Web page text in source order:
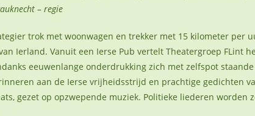
– regie
trok met woonwagen en trekker met 15 kilometer per
Ierland. Vanuit een Ierse Pub vertelt Theatergroep FLint
eeuwenlange onderdrukking zich met zelfspot
aan de Ierse vrijheidsstrijd en prachtige gedichten
gezet op opzwepende muziek. Politieke liederen